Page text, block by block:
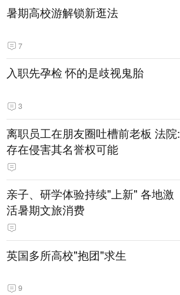
暑期高校游解锁新逛法
7
入职先孕检 怀的是歧视鬼胎
3
离职员工在朋友圈吐槽前老板 法院:
存在侵害其名誉权可能
亲子、研学体验持续"上新" 各地激
活暑期文旅消费
英国多所高校"抱团"求生
9